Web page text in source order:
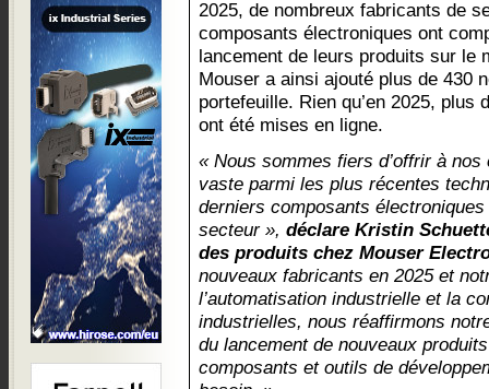
2025, de nombreux fabricants de
composants électroniques ont
lancement de leurs produits sur le
Mouser a ainsi ajouté plus de 430
portefeuille. Rien qu’en 2025, plus
ont été mises en ligne.
« Nous sommes fiers d’offrir à
vaste parmi les plus récentes
derniers composants
secteur », déclare Kristin
des produits chez Mouser
nouveaux fabricants en 2025 et
l’automatisation industrielle et la
industrielles, nous réaffirmons
du lancement de nouveaux
composants et outils de